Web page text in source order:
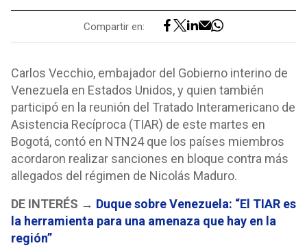
Compartir en:
Carlos Vecchio, embajador del Gobierno interino de
Venezuela en Estados Unidos, y quien también
participó en la reunión del Tratado Interamericano de
Asistencia Recíproca (TIAR) de este martes en
Bogotá, contó en NTN24 que los países miembros
acordaron realizar sanciones en bloque contra más
allegados del régimen de Nicolás Maduro.
DE INTERÉS → Duque sobre Venezuela: “El TIAR es
la herramienta para una amenaza que hay en la
región”